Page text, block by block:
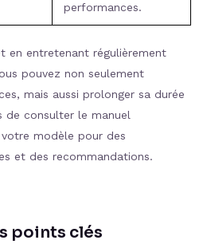
performances.
en entretenant régulièrement
pouvez non seulement
mais aussi prolonger sa durée
de consulter le manuel
modèle pour des
et des recommandations.
points clés